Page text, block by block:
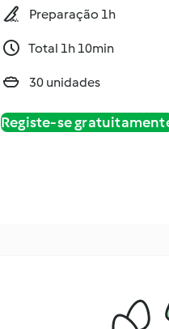
Preparação 1h
Total 1h 10min
30 unidades
Registe-se